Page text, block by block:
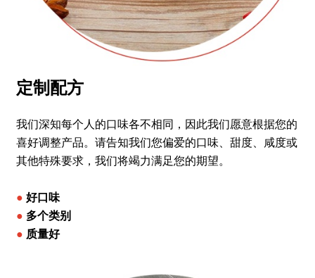
定制配方
我们深知每个人的口味各不相同，因此我们愿意根据您的
喜好调整产品。请告知我们您偏爱的口味、甜度、咸度或
其他特殊要求，我们将竭力满足您的期望。
● 好口味
● 多个类别
● 质量好